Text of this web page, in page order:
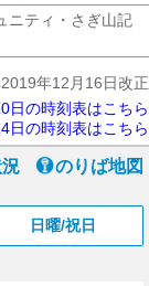
ニティ・さぎ山記
2019年12月16日改正
日の時刻表はこちら
日の時刻表はこちら
のりば地図
日曜/祝日